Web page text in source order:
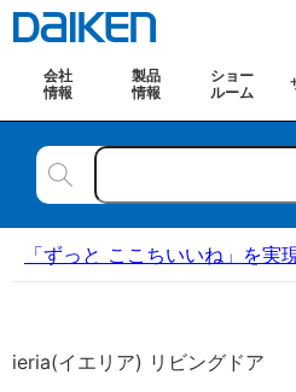
会社
情報
製品
情報
ショー
ルーム
「ずっと ここちいいね」を
ieria(イエリア) リビングドア